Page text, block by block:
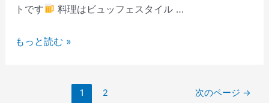
トです
料理はビュッフェスタイル …
もっと読む »
1 2 次のページ →